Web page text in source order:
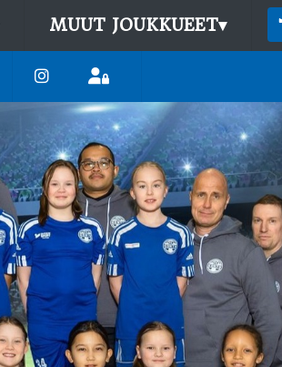
MUUT JOUKKUEET▾